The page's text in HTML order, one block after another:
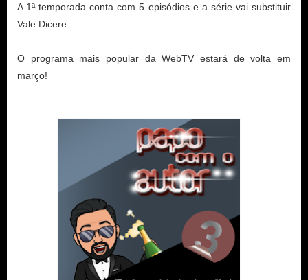
A 1ª temporada conta com 5 episódios e a série vai substituir
Vale Dicere.
O programa mais popular da WebTV estará de volta em
março!